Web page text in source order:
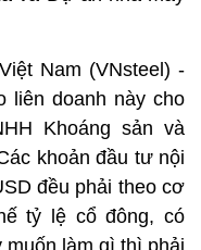
Nam (VNsteel) -
liên doanh này cho
Khoáng sản và
khoản đầu tư nội
đều phải theo cơ
tỷ lệ cổ đông, có
muốn làm gì thì phải